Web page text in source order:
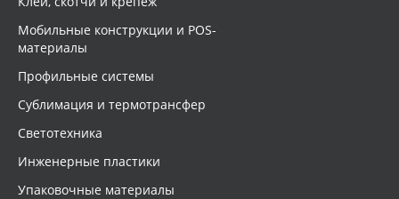
Мобильные конструкции и POS-
материалы
Профильные системы
Сублимация и термотрансфер
Светотехника
Инженерные пластики
Упаковочные материалы